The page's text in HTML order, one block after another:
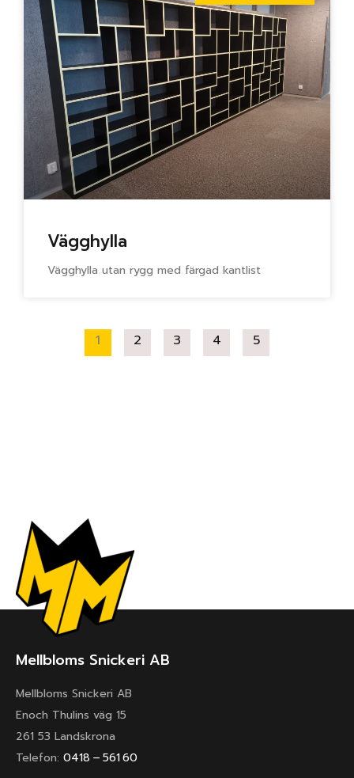
Vägghylla
Vägghylla utan rygg med färgad kantlist
1 2 3 4 5
Mellbloms Snickeri AB
Mellbloms Snickeri AB
Enoch Thulins väg 15
261 53 Landskrona
Telefon: 0418 – 561 60